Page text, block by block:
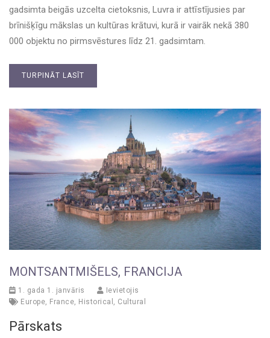
gadsimta beigās uzcelta cietoksnis, Luvra ir attīstījusies par
brīnišķīgu mākslas un kultūras krātuvi, kurā ir vairāk nekā 380
000 objektu no pirmsvēstures līdz 21. gadsimtam.
TURPINĀT LASĪT
MONTSANTMIŠELS, FRANCIJA
1. gada 1. janvāris
Ievietojis
Europe, France, Historical , Cultural
Pārskats